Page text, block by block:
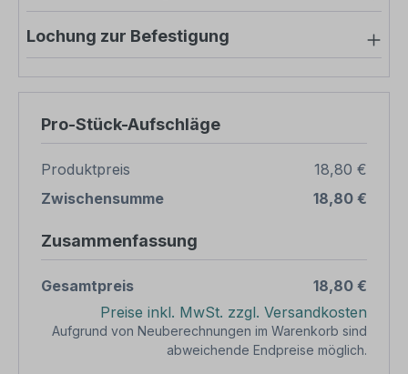
Lochung zur Befestigung
Pro-Stück-Aufschläge
Produktpreis
18,80 €
Zwischensumme
18,80 €
Zusammenfassung
Gesamtpreis
18,80 €
Preise inkl. MwSt. zzgl. Versandkosten
Aufgrund von Neuberechnungen im Warenkorb sind
abweichende Endpreise möglich.